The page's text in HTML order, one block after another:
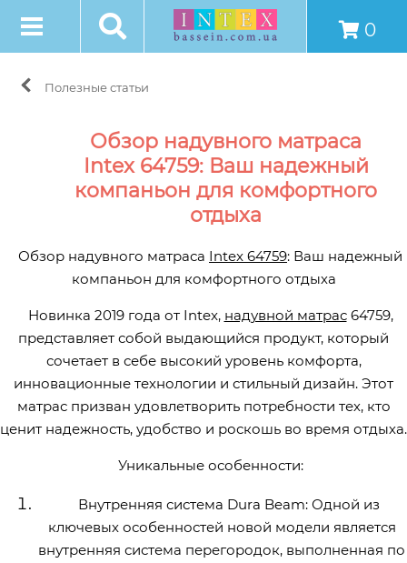
0
Полезные статьи
Обзор надувного матраса
Intex 64759: Ваш надежный
компаньон для комфортного
отдыха
Обзор надувного матраса Intex 64759: Ваш надежный
компаньон для комфортного отдыха
Новинка 2019 года от Intex, надувной матрас64759,
представляет собой выдающийся продукт, который
сочетает в себе высокий уровень комфорта,
инновационные технологии и стильный дизайн. Этот
матрас призван удовлетворить потребности тех, кто
ценит надежность, удобство и роскошь во время отдыха.
Уникальные особенности:
Внутренняя система Dura Beam: Одной из
ключевых особенностей новой модели является
внутренняя система перегородок, выполненная по